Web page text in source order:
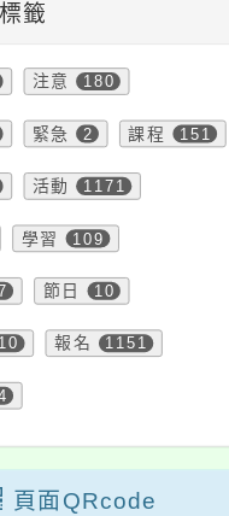
籤
注意 180
緊急 2 課程 151
活動 1171
學習 109
節日 10
報名 1151
頁面QRcode
主旨：本處舉辦「吸
睛貼紙創意貼-租稅宣
導小尖兵」網路活
動，檢附活動DM電子
所、官網、Line、